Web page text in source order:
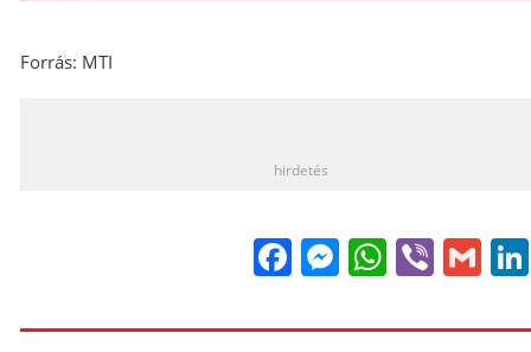
Forrás: MTI
hirdetés
FacebookViber